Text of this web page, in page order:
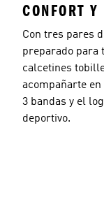
CONFORT
Con tres pares
preparado para
calcetines
acompañarte
3 bandas y el
deportivo.